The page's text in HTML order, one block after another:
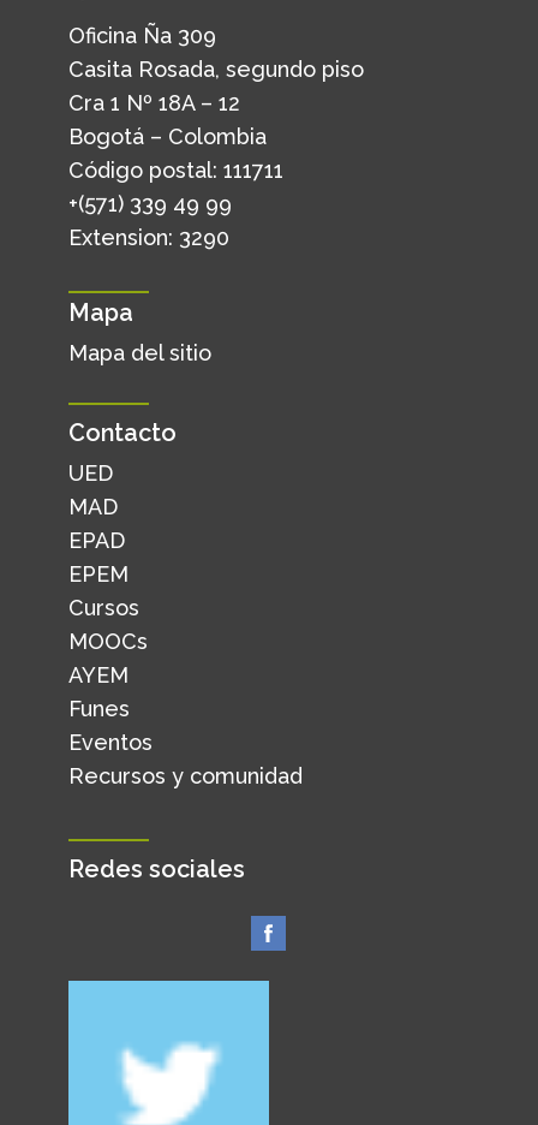
Oficina Ña 309
Casita Rosada, segundo piso
Cra 1 Nº 18A – 12
Bogotá – Colombia
Código postal: 111711
+(571) 339 49 99
Extension: 3290
Mapa
Mapa del sitio
Contacto
UED
MAD
EPAD
EPEM
Cursos
MOOCs
AYEM
Funes
Eventos
Recursos y comunidad
Redes sociales